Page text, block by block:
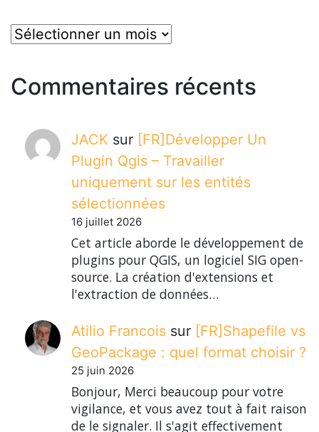
posts
Commentaires récents
JACK sur [FR]Développer Un
Plugin Qgis – Travailler
uniquement sur les entités
sélectionnées
16 juillet 2026
Cet article aborde le développement de
plugins pour QGIS, un logiciel SIG open-
source. La création d'extensions et
l'extraction de données…
Atilio Francois sur [FR]Shapefile vs
GeoPackage : quel format choisir ?
25 juin 2026
Bonjour, Merci beaucoup pour votre
vigilance, et vous avez tout à fait raison
de le signaler. Il s'agit effectivement